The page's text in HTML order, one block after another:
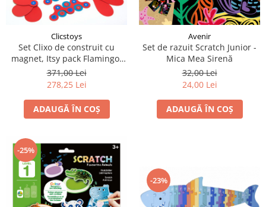
LEGO Art
LEGO Architecture
LEGO Ideas
LEGO Speed Champions
Clicstoys
Set Clixo de construit cu
magnet, Itsy pack Flamingo-
Turquoise 30
371,00 Lei
278,25 Lei
ADAUGĂ ÎN COȘ
Avenir
Set de razuit Scratch Junior -
Mica Mea Sirenă
32,00 Lei
24,00 Lei
ADAUGĂ ÎN COȘ
-25%
-23%